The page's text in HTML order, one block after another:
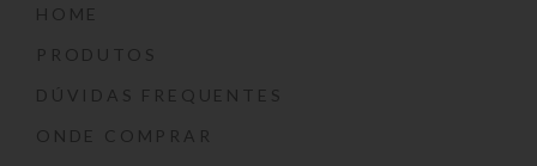
HOME
PRODUTOS
DÚVIDAS FREQUENTES
ONDE COMPRAR